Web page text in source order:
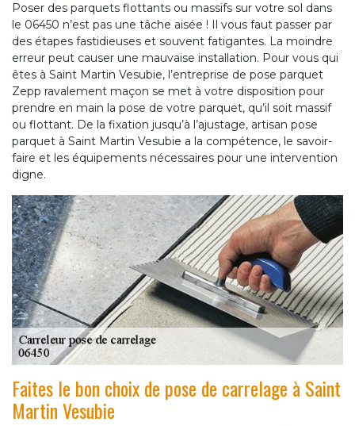
Poser des parquets flottants ou massifs sur votre sol dans
le 06450 n’est pas une tâche aisée ! Il vous faut passer par
des étapes fastidieuses et souvent fatigantes. La moindre
erreur peut causer une mauvaise installation. Pour vous qui
êtes à Saint Martin Vesubie, l’entreprise de pose parquet
Zepp ravalement maçon se met à votre disposition pour
prendre en main la pose de votre parquet, qu’il soit massif
ou flottant. De la fixation jusqu’à l’ajustage, artisan pose
parquet à Saint Martin Vesubie a la compétence, le savoir-
faire et les équipements nécessaires pour une intervention
digne.
Faites le bon choix de pose de carrelage à Saint
Martin Vesubie